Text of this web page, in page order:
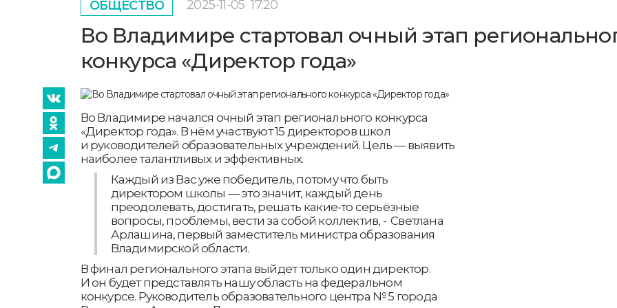
ОБЩЕСТВО 2025-11-05 17:20
Во Владимире стартовал очный этап
конкурса «Директор года»
Во Владимире начался очный этап регионального конкурса
«Директор года». В нём участвуют 15 директоров школ
и руководителей образовательных учреждений. Цель — выявить
наиболее талантливых и эффективных.
Каждый из Вас уже победитель, потому что быть
директором школы — это значит, каждый день
преодолевать, достигать, решать какие-то серьёзные
вопросы, проблемы, вести за собой коллектив, - Светлана
Арлашина, первый заместитель министра образования
Владимирской области.
В финал регионального этапа выйдет только один директор.
И он будет представлять нашу область на федеральном
конкурсе. Руководитель образовательного центра № 5 города